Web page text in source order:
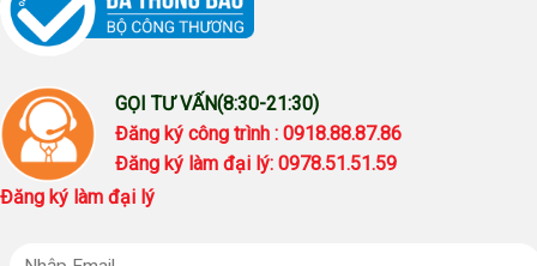
GỌI TƯ VẤN(8:30-21:30)
Đăng ký công trình : 0918.88.87.86
Đăng ký làm đại lý: 0978.51.51.59
Đăng ký làm đại lý